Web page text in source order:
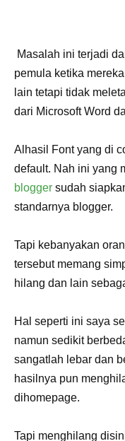
Masalah ini terjadi
pemula ketika
lain tetapi tidak
dari Microsoft Word
Alhasil Font yang di
default. Nah ini yang
blogger sudah
standarnya blogger.
Tapi kebanyakan
tersebut memang
hilang dan lain
Hal seperti ini saya
namun sedikit
sangatlah lebar dan
hasilnya pun
dihomepage.
Tapi menghilang